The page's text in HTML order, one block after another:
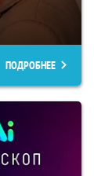
ПОДРОБНЕЕ